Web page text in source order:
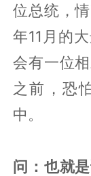
位总统，
年11月的
会有一位
之前，恐
中。
问：也就